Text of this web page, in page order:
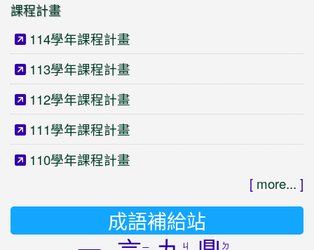
課程計畫
114學年課程計畫
113學年課程計畫
112學年課程計畫
111學年課程計畫
110學年課程計畫
[ more... ]
成語補給站
ㄐ ㄉ